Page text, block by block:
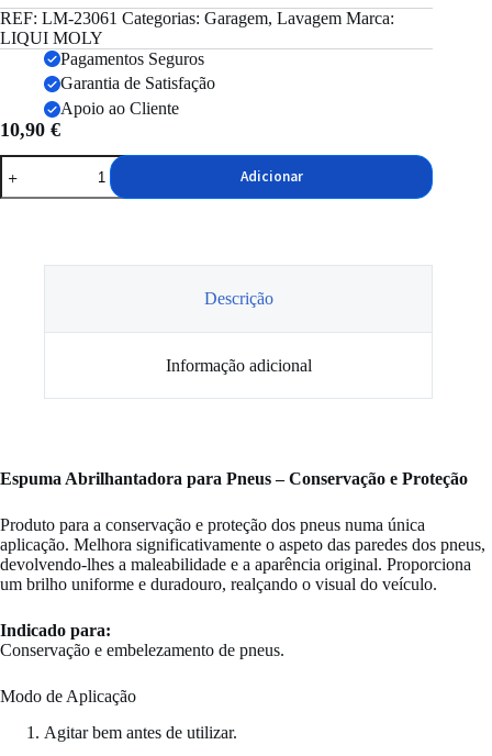
REF: LM-23061 Categorias: Garagem, Lavagem Marca:
LIQUI MOLY
Pagamentos Seguros
Garantia de Satisfação
Apoio ao Cliente
10,90 €
Quantidade
de
Espuma
Adicionar
Descrição
Informação adicional
Espuma Abrilhantadora para Pneus – Conservação e Proteção
Produto para a conservação e proteção dos pneus numa única
aplicação. Melhora significativamente o aspeto das paredes dos pneus,
devolvendo-lhes a maleabilidade e a aparência original. Proporciona
um brilho uniforme e duradouro, realçando o visual do veículo.
Indicado para:
Conservação e embelezamento de pneus.
Modo de Aplicação
Agitar bem antes de utilizar.